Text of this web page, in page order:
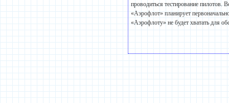
проводиться тестирование
«Аэрофлот» планирует
«Аэрофлоту» не будет хватать для